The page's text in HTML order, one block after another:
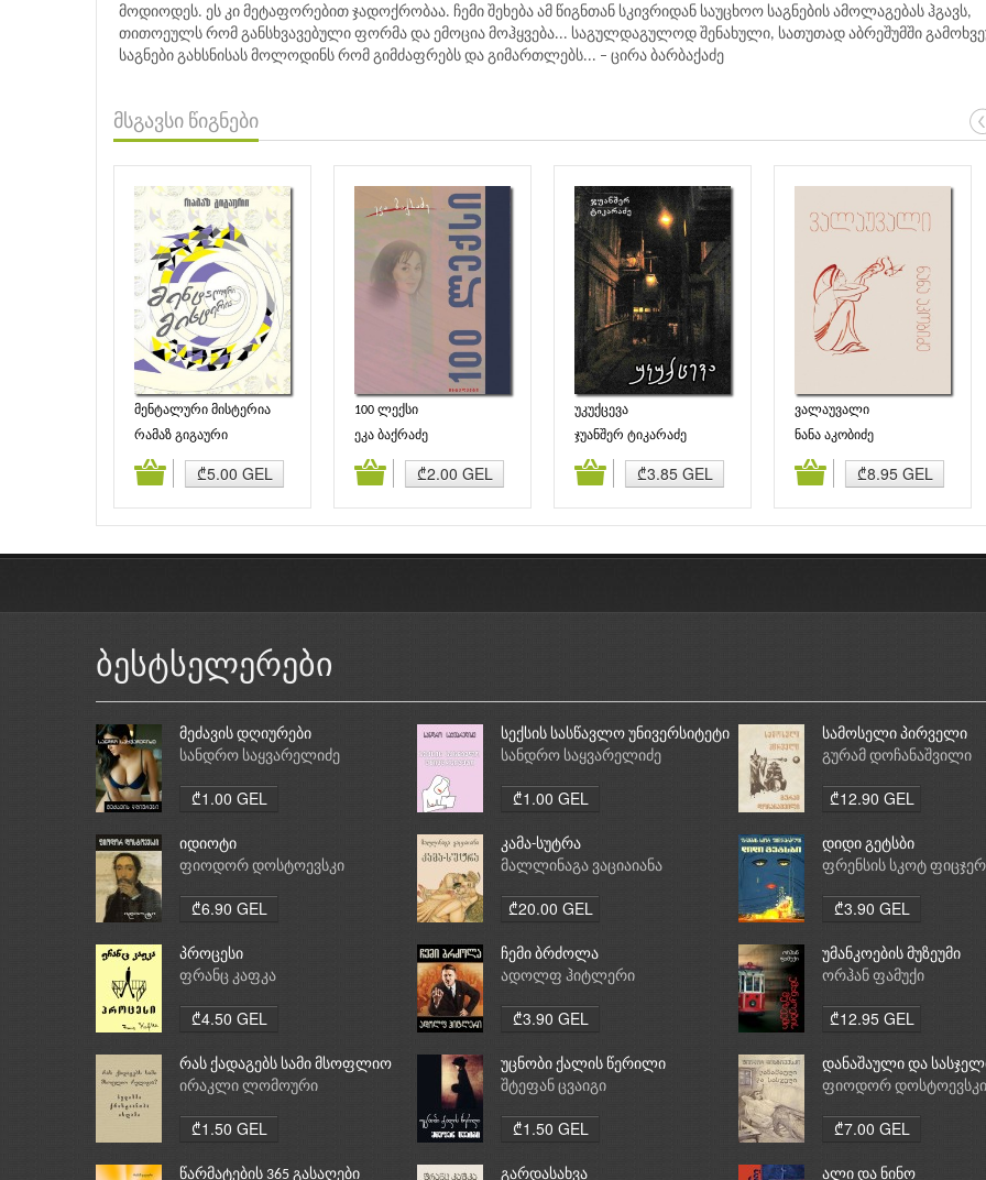
მოდიოდეს. ეს კი მეტაფორებით ჯადოქრობაა. ჩემი შეხება ამ წიგნთან სკივრიდან საუცხოო საგნების ამოლაგებას ჰგავს,
თითოეულს რომ განსხვავებული ფორმა და ემოცია მოჰყვება... საგულდაგულოდ შენახული, სათუთად აბრეშუმში
საგნები გახსნისას მოლოდინს რომ გიმძაფრებს და გიმართლებს... – ცირა ბარბაქაძე
მსგავსი წიგნები
მენტალური მისტერია
რამაზ გიგაური
₾5.00 GEL
100 ლექსი
ეკა ბაქრაძე
₾2.00 GEL
უკუქცევა
ჯუანშერ ტიკარაძე
₾3.85 GEL
ვალაუვალი
ნანა აკობიძე
₾8.95 GEL
კალათაში დამატება კალათაში დამატება კალათაში დამატება კალათაში დამატება
ბესტსელერები
მეძავის დღიურები
სანდრო საყვარელიძე
₾1.00 GEL
სექსის სასწავლო უნივერსიტეტი
სანდრო საყვარელიძე
₾1.00 GEL
სამოსელი პირველი
გურამ დოჩანაშვილი
₾12.90 GEL
იდიოტი
ფიოდორ დოსტოევსკი
₾6.90 GEL
კამა-სუტრა
მალლინაგა ვაციაიანა
₾20.00 GEL
დიდი გეტსბი
ფრენსის სკოტ
₾3.90 GEL
პროცესი
ფრანც კაფკა
₾4.50 GEL
ჩემი ბრძოლა
ადოლფ ჰიტლერი
₾3.90 GEL
უმანკოების მუზეუმი
ორჰან ფამუქი
₾12.95 GEL
რას ქადაგებს სამი მსოფლიო
რელიგია: ბუდიზმი,
ირაკლი ლომოური
₾1.50 GEL
უცნობი ქალის წერილი
შტეფან ცვაიგი
₾1.50 GEL
დანაშაული და
ფიოდორ დოსტოევსკი
₾7.00 GEL
წარმატების 365 გასაღები გარდასახვა ალი და ნინო